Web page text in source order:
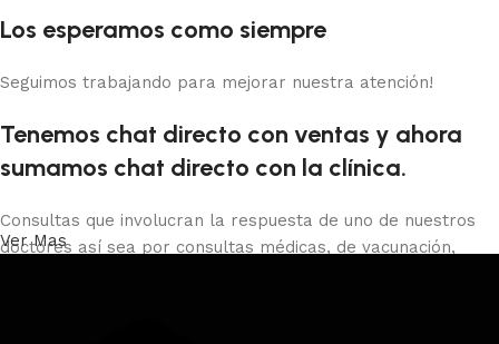
Los esperamos como siempre
Seguimos trabajando para mejorar nuestra atención!
Tenemos chat directo con ventas y ahora
sumamos chat directo con la clínica.
Consultas que involucran la respuesta de uno de nuestros
doctores así sea por consultas médicas, de vacunación,
Ver Mas